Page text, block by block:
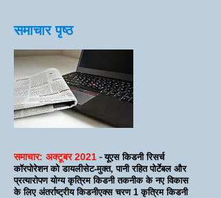
समाचार पृष्ठ
समाचार: अक्टूबर 2021- यूएस किडनी रिसर्च
कॉरपोरेशन को डायलीसेट-मुक्त, पानी रहित पोर्टेबल और
प्रत्यारोपण योग्य कृत्रिम किडनी तकनीक के नए विकास
के लिए अंतर्राष्ट्रीय किडनीएक्स चरण 1 कृत्रिम किडनी